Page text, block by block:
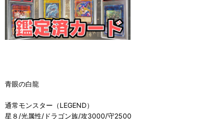
青眼の白龍
通常モンスター（LEGEND）
星８/光属性/ドラゴン族/攻3000/守2500